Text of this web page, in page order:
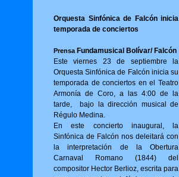
Orquesta Sinfónica de Falcón inicia
temporada de conciertos
PrensaFundamusical Bolívar/ Falcón
Este viernes 23 de septiembre la
Orquesta Sinfónica de Falcón inicia su
temporada de conciertos en el Teatro
Armonía de Coro, a las 4:00 de la
tarde, bajo la dirección musical de
Régulo Medina.
En este concierto inaugural, la
Sinfónica de Falcón nos deleitará con
la interpretación de la Obertura
Carnaval Romano (1844) del
compositor Hector Berlioz, escrita para